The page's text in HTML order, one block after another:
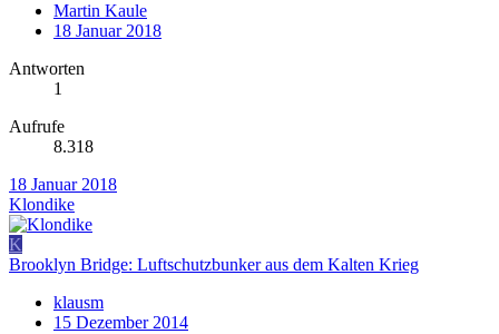
Martin Kaule
18 Januar 2018
Antworten
1
Aufrufe
8.318
18 Januar 2018
Klondike
K
Brooklyn Bridge: Luftschutzbunker aus dem Kalten Krieg
klausm
15 Dezember 2014